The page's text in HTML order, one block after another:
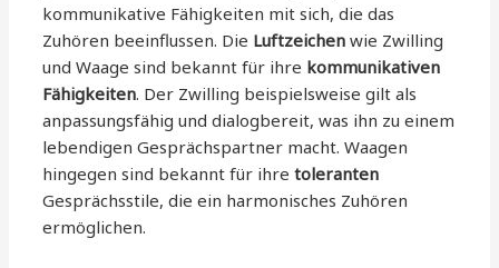
kommunikative Fähigkeiten mit sich, die das
Zuhören beeinflussen. Die Luftzeichen wie Zwilling
und Waage sind bekannt für ihre kommunikativen
Fähigkeiten. Der Zwilling beispielsweise gilt als
anpassungsfähig und dialogbereit, was ihn zu einem
lebendigen Gesprächspartner macht. Waagen
hingegen sind bekannt für ihretoleranten
Gesprächsstile, die ein harmonisches Zuhören
ermöglichen.